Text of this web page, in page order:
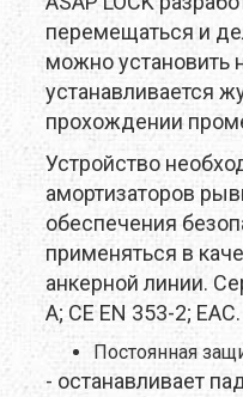
M-TOUR
MCNETT
NEW BALANCE
PETZL
PROTEUS
SALEWA
SIERRA DESIGNS
перемещаться и
можно установить
устанавливается
прохождении
Устройство
амортизаторов
обеспечения
применяться в
анкерной линии.
A; CE EN 353-2;
Постоянная
- останавливает